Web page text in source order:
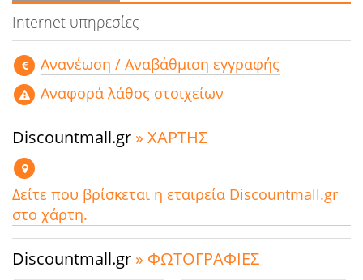
Internet υπηρεσίες
Aνανέωση / Αναβάθμιση εγγραφής
Αναφορά λάθος στοιχείων
Discountmall.gr » ΧΑΡΤΗΣ
Δείτε που βρίσκεται η εταιρεία Discountmall.gr
στο χάρτη.
Discountmall.gr » ΦΩΤΟΓΡΑΦΙΕΣ